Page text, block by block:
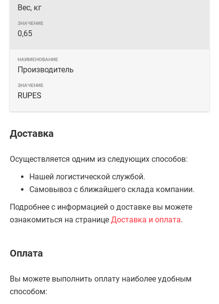
Вес, кг
0,65
Производитель
RUPES
Доставка
Осуществляется одним из следующих способов:
Нашей логистической службой.
Самовывоз с ближайшего склада компании.
Подробнее с информацией о доставке вы можете
ознакомиться на странице Доставка и оплата.
Оплата
Вы можете выполнить оплату наиболее удобным
способом: